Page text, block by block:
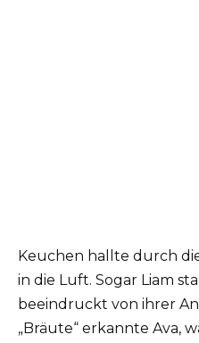
Keuchen hallte durch
in die Luft. Sogar Liam
beeindruckt von ihrer
„Bräute“ erkannte Ava,